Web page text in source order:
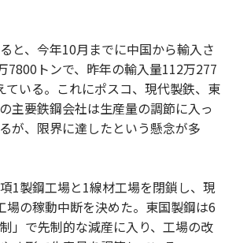
と、今年10月までに中国から輸入さ
7800トンで、昨年の輸入量112万277
ている。これにポスコ、現代製鉄、東
主要鉄鋼会社は生産量の調節に入っ
が、限界に達したという懸念が多
1製鋼工場と1線材工場を閉鎖し、現
場の稼動中断を決めた。東国製鋼は6
」で先制的な減産に入り、工場の改